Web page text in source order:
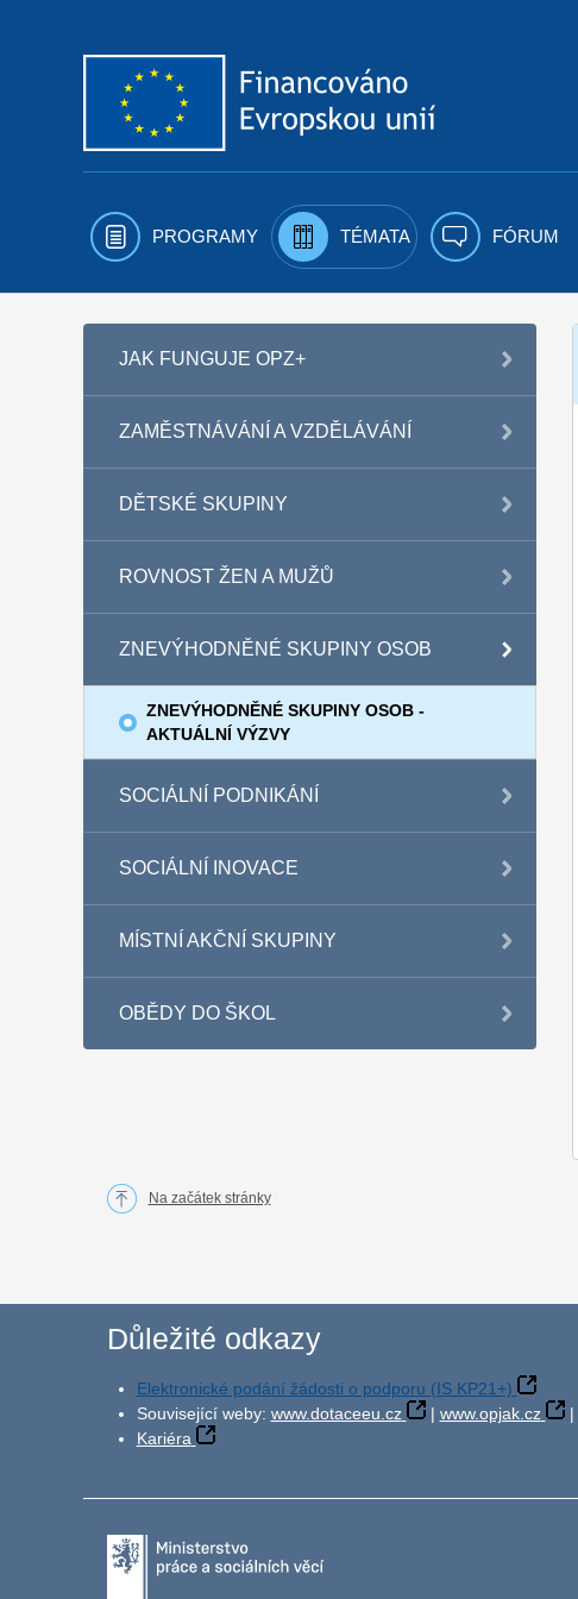
PROGRAMY TÉMATA FÓRUM
JAK FUNGUJE OPZ+
ZAMĚSTNÁVÁNÍ A VZDĚLÁVÁNÍ
DĚTSKÉ SKUPINY
ROVNOST ŽEN A MUŽŮ
ZNEVÝHODNĚNÉ SKUPINY OSOB
ZNEVÝHODNĚNÉ SKUPINY OSOB -
AKTUÁLNÍ VÝZVY
SOCIÁLNÍ PODNIKÁNÍ
SOCIÁLNÍ INOVACE
MÍSTNÍ AKČNÍ SKUPINY
OBĚDY DO ŠKOL
Na začátek stránky
Důležité odkazy
Elektronické podání žádosti o podporu (IS KP21+)
Související weby: www.dotaceeu.cz | www.opjak.cz |
Kariéra